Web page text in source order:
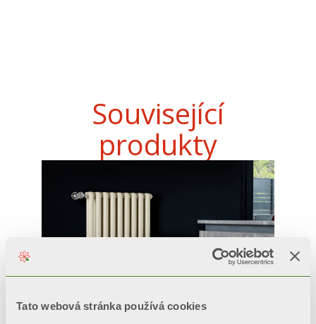
Tato webová stránka používá cookies
Související
produkty